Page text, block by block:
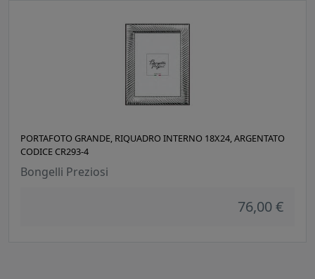
PORTAFOTO GRANDE, RIQUADRO INTERNO 18X24, ARGENTATO
CODICE CR293-4
Bongelli Preziosi
76,00 €